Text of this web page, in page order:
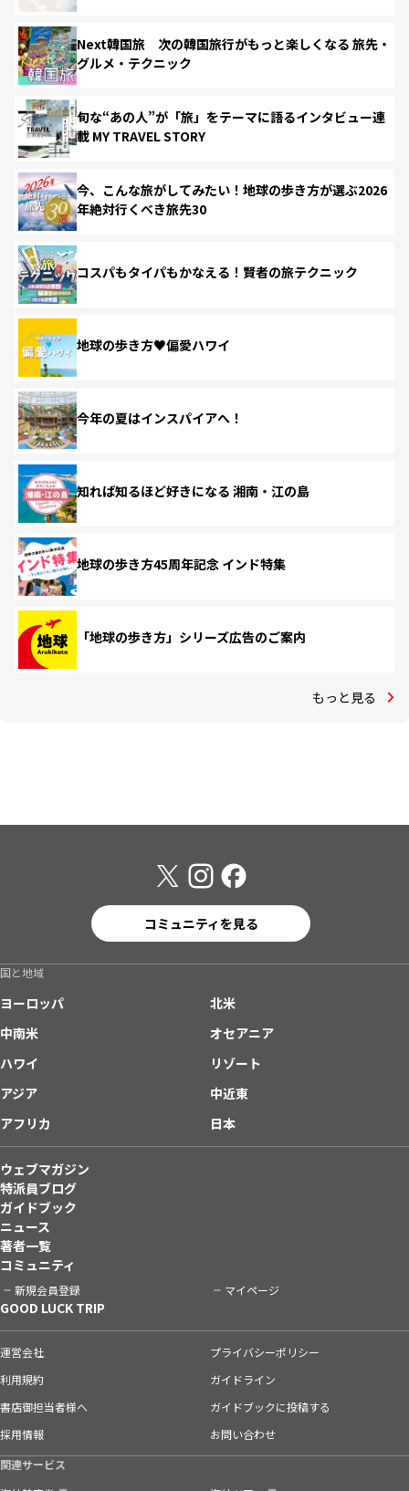
Next韓国旅 次の韓国旅行がもっと楽しくなる 旅先・
グルメ・テクニック
旬な“あの人”が「旅」をテーマに語るインタビュー連
載 MY TRAVEL STORY
今、こんな旅がしてみたい！地球の歩き方が選ぶ2026
年絶対行くべき旅先30
コスパもタイパもかなえる！賢者の旅テクニック
地球の歩き方♥偏愛ハワイ
今年の夏はインスパイアへ！
知れば知るほど好きになる 湘南・江の島
地球の歩き方45周年記念 インド特集
「地球の歩き方」シリーズ広告のご案内
もっと見る
コミュニティを見る
国と地域
ヨーロッパ
北米
中南米
オセアニア
ハワイ
リゾート
アジア
中近東
アフリカ
日本
ウェブマガジン
特派員ブログ
ガイドブック
ニュース
著者一覧
コミュニティ
新規会員登録 マイページ
GOOD LUCK TRIP
運営会社
プライバシーポリシー
利用規約
ガイドライン
書店御担当者様へ
ガイドブックに投稿する
採用情報
お問い合わせ
関連サービス